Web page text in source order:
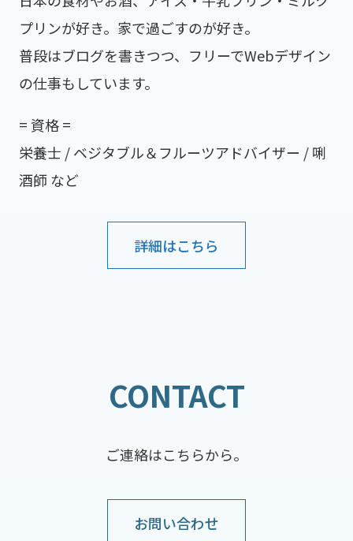
プリンが好き。家で過ごすのが好き。
普段はブログを書きつつ、フリーでWebデザイン
の仕事もしています。
= 資格 =
栄養士 / ベジタブル＆フルーツアドバイザー / 唎
酒師 など
詳細はこちら
CONTACT
ご連絡はこちらから。
お問い合わせ